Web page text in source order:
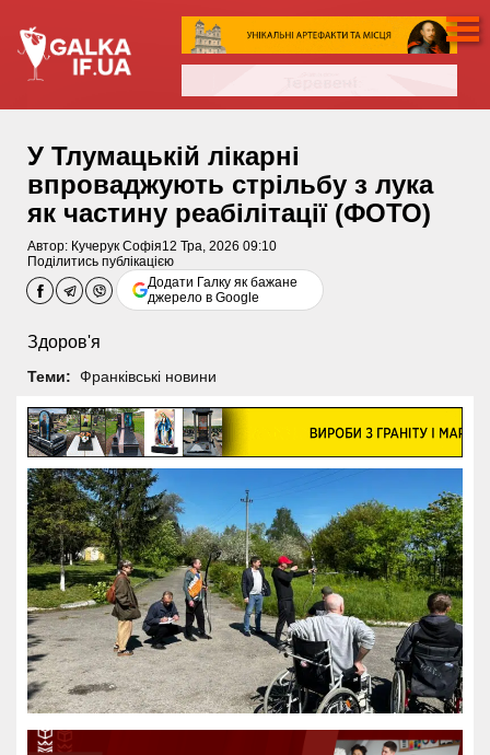
У Тлумацькій лікарні
впроваджують стрільбу з лука
як частину реабілітації (ФОТО)
Автор: Кучерук Софія12 Тра, 2026 09:10
Поділитись публікацією
Додати Галку як бажане
джерело в Google
Здоров'я
Теми: Франківські новини